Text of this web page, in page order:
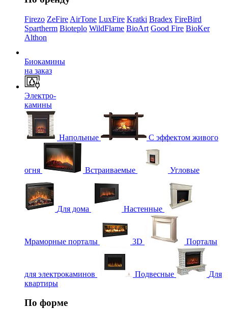
Firezo ZeFire AirTone LuxFire Kratki Bradex FireBird
Spartherm Bioteplo WildFlame BioArt Good Fire BioKer
Althon
Биокамины
на заказ
Электро-
камины
Напольные С эффектом живого
огня Встраиваемые Угловые
Для дома Настенные
Мраморные порталы 3D Порталы
для электрокаминов Подвесные
Для
квартиры
По форме